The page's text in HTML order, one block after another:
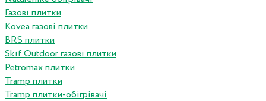
Газові плитки
Kovea газові плитки
BRS плитки
Skif Outdoor газові плитки
Petromax плитки
Tramp плитки
Tramp плитки-обігрівачі